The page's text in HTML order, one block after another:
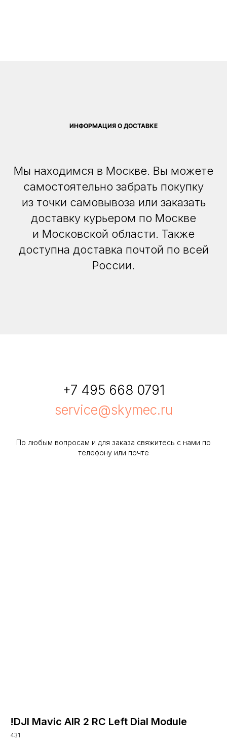
ИНФОРМАЦИЯ О ДОСТАВКЕ
Мы находимся в Москве. Вы можете
самостоятельно забрать покупку
из точки самовывоза или заказать
доставку курьером по Москве
и Московской области. Также
доступна доставка почтой по всей
России.
+7 495 668 0791
service@skymec.ru
По любым вопросам и для заказа свяжитесь с нами по
телефону или почте
!DJI Mavic AIR 2 RC Left Dial Module
431